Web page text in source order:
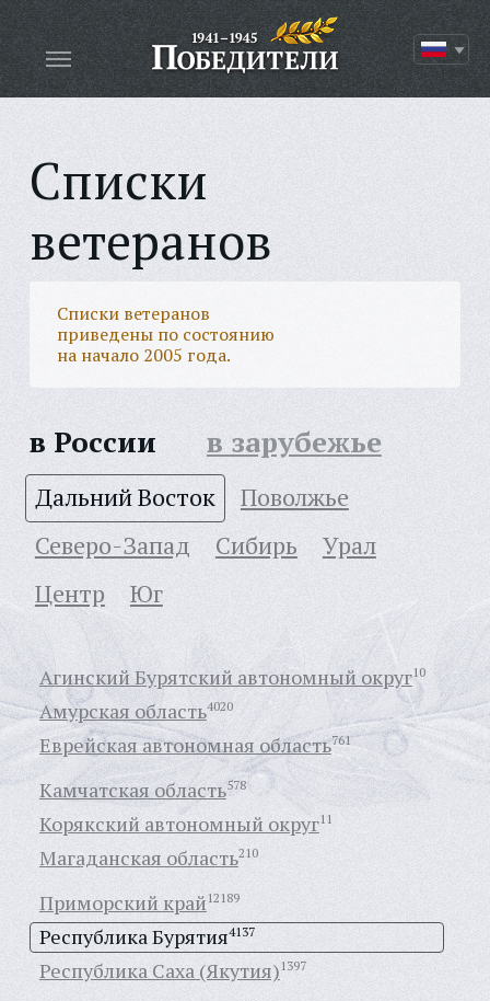
Списки
ветеранов
Списки ветеранов
приведены по состоянию
на начало 2005 года.
в России в зарубежье
Дальний Восток
Поволжье
Северо-Запад
Сибирь
Урал
Центр
Юг
Агинский Бурятский автономный округ10
Амурская область4020
Еврейская автономная область761
Камчатская область578
Корякский автономный округ11
Магаданская область210
Приморский край12189
Республика Бурятия4137
Республика Саха (Якутия)1397